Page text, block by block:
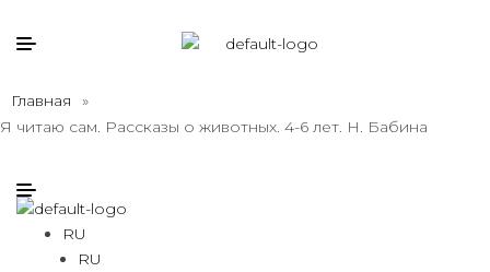
Главная
»
Я читаю сам. Рассказы о животных. 4-6 лет. Н. Бабина
RU
RU